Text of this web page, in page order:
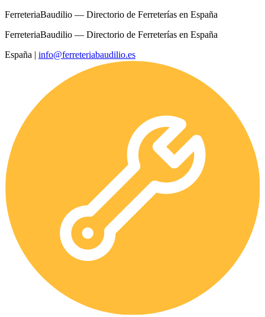
FerreteriaBaudilio — Directorio de Ferreterías en España
FerreteriaBaudilio — Directorio de Ferreterías en España
España | info@ferreteriabaudilio.es